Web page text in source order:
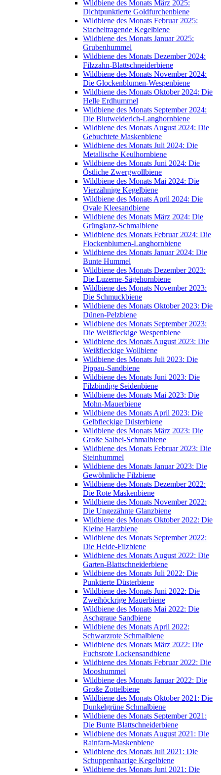
Wildbiene des Monats März 2025:
Dichtpunktierte Goldfurchenbiene
Wildbiene des Monats Februar 2025:
Stacheltragende Kegelbiene
Wildbiene des Monats Januar 2025:
Grubenhummel
Wildbiene des Monats Dezember 2024:
Filzzahn-Blattschneiderbiene
Wildbiene des Monats November 2024:
Die Glockenblumen-Wespenbiene
Wildbiene des Monats Oktober 2024: Die
Helle Erdhummel
Wildbiene des Monats September 2024:
Die Blutweiderich-Langhornbiene
Wildbiene des Monats August 2024: Die
Gebuchtete Maskenbiene
Wildbiene des Monats Juli 2024: Die
Metallische Keulhornbiene
Wildbiene des Monats Juni 2024: Die
Östliche Zwergwollbiene
Wildbiene des Monats Mai 2024: Die
Vierzähnige Kegelbiene
Wildbiene des Monats April 2024: Die
Ovale Kleesandbiene
Wildbiene des Monats März 2024: Die
Grünglanz-Schmalbiene
Wildbiene des Monats Februar 2024: Die
Flockenblumen-Langhornbiene
Wildbiene des Monats Januar 2024: Die
Bunte Hummel
Wildbiene des Monats Dezember 2023:
Die Luzerne-Sägehornbiene
Wildbiene des Monats November 2023:
Die Schmuckbiene
Wildbiene des Monats Oktober 2023: Die
Dünen-Pelzbiene
Wildbiene des Monats September 2023:
Die Weißfleckige Wespenbiene
Wildbiene des Monats August 2023: Die
Weißfleckige Wollbiene
Wildbiene des Monats Juli 2023: Die
Pippau-Sandbiene
Wildbiene des Monats Juni 2023: Die
Filzbindige Seidenbiene
Wildbiene des Monats Mai 2023: Die
Mohn-Mauerbiene
Wildbiene des Monats April 2023: Die
Gelbfleckige Düsterbiene
Wildbiene des Monats März 2023: Die
Große Salbei-Schmalbiene
Wildbiene des Monats Februar 2023: Die
Steinhummel
Wildbiene des Monats Januar 2023: Die
Gewöhnliche Filzbiene
Wildbiene des Monats Dezember 2022:
Die Rote Maskenbiene
Wildbiene des Monats November 2022:
Die Ungezähnte Glanzbiene
Wildbiene des Monats Oktober 2022: Die
Kleine Harzbiene
Wildbiene des Monats September 2022:
Die Heide-Filzbiene
Wildbiene des Monats August 2022: Die
Garten-Blattschneiderbiene
Wildbiene des Monats Juli 2022: Die
Punktierte Düsterbiene
Wildbiene des Monats Juni 2022: Die
Zweihöckrige Mauerbiene
Wildbiene des Monats Mai 2022: Die
Aschgraue Sandbiene
Wildbiene des Monats April 2022:
Schwarzrote Schmalbiene
Wildbiene des Monats März 2022: Die
Fuchsrote Lockensandbiene
Wildbiene des Monats Februar 2022: Die
Mooshummel
Wildbiene des Monats Januar 2022: Die
Große Zottelbiene
Wildbiene des Monats Oktober 2021: Die
Dunkelgrüne Schmalbiene
Wildbiene des Monats September 2021:
Die Bunte Blattschneiderbiene
Wildbiene des Monats August 2021: Die
Rainfarn-Maskenbiene
Wildbiene des Monats Juli 2021: Die
Schuppenhaarige Kegelbiene
Wildbiene des Monats Juni 2021: Die